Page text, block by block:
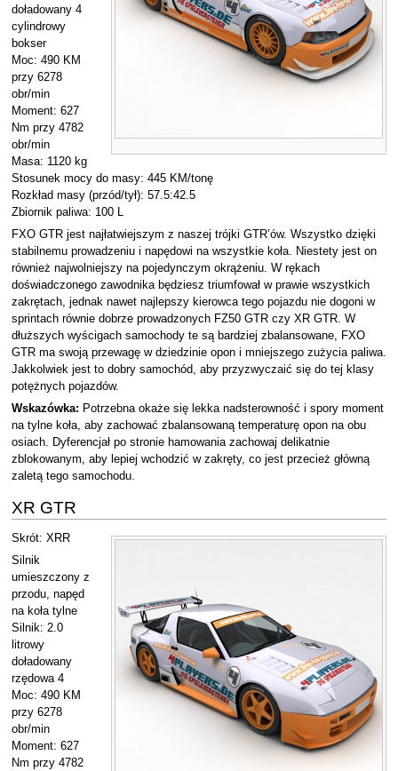
doładowany 4
cylindrowy
bokser
Moc: 490 KM
przy 6278
obr/min
Moment: 627
Nm przy 4782
obr/min
Masa: 1120 kg
Stosunek mocy do masy: 445 KM/tonę
Rozkład masy (przód/tył): 57.5:42.5
Zbiornik paliwa: 100 L
FXO GTR jest najłatwiejszym z naszej trójki GTR’ów. Wszystko dzięki
stabilnemu prowadzeniu i napędowi na wszystkie koła. Niestety jest on
również najwolniejszy na pojedynczym okrążeniu. W rękach
doświadczonego zawodnika będziesz triumfował w prawie wszystkich
zakrętach, jednak nawet najlepszy kierowca tego pojazdu nie dogoni w
sprintach równie dobrze prowadzonych FZ50 GTR czy XR GTR. W
dłuższych wyścigach samochody te są bardziej zbalansowane, FXO
GTR ma swoją przewagę w dziedzinie opon i mniejszego zużycia paliwa.
Jakkolwiek jest to dobry samochód, aby przyzwyczaić się do tej klasy
potężnych pojazdów.
Wskazówka: Potrzebna okaże się lekka nadsterowność i spory moment
na tylne koła, aby zachować zbalansowaną temperaturę opon na obu
osiach. Dyferencjał po stronie hamowania zachowaj delikatnie
zblokowanym, aby lepiej wchodzić w zakręty, co jest przecież główną
zaletą tego samochodu.
XR GTR
Skrót: XRR
Silnik
umieszczony z
przodu, napęd
na koła tylne
Silnik: 2.0
litrowy
doładowany
rzędowa 4
Moc: 490 KM
przy 6278
obr/min
Moment: 627
Nm przy 4782